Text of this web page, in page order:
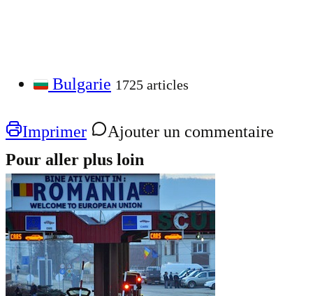
Bulgarie 1725 articles
Imprimer
Ajouter un commentaire
Pour aller plus loin